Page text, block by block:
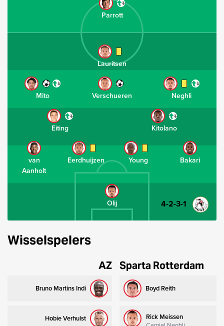
Parrott
Olij
Bakari
Young
Eerdhuijzen
van
Aanholt
Kitolano
Eiting
Neghli
Verschueren
Mito
Lauritsen
4-2-3-1
Wisselspelers
AZ
Bruno Martins Indi
Hobie Verhulst
Sparta Rotterdam
Boyd Reith
Rick Meissen